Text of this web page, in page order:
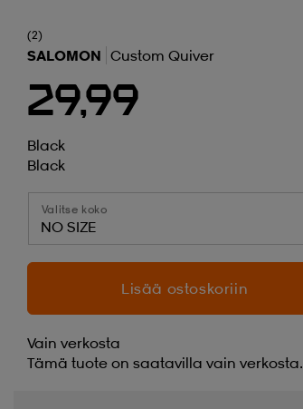
(2)
SALOMON Custom Quiver
29,99
Black
Black
Valitse koko
NO SIZE
Lisää ostoskoriin
Vain verkosta
Tämä tuote on saatavilla vain verkosta.